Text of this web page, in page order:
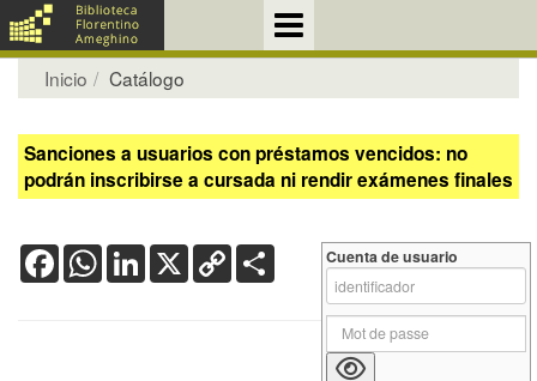
Inicio Catálogo
Sanciones a usuarios con préstamos vencidos: no
podrán inscribirse a cursada ni rendir exámenes finales
FacebookWhatsApp
LinkedIn
X Copy
Link
Cuenta de usuario